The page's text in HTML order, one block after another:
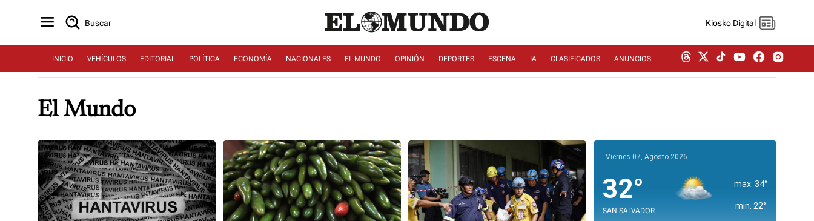
Buscar Kiosko Digital
INICIO VEHÍCULOS EDITORIAL POLÍTICA ECONOMÍA NACIONALES EL MUNDO OPINIÓN DEPORTES ESCENA IA CLASIFICADOS ANUNCIOS
El Mundo
Viernes 07, Agosto 2026
32°
SAN SALVADOR
max. 34°
min. 22°